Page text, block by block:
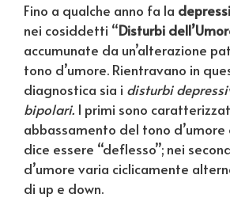
Fino a qualche anno fa la
nei cosiddetti “Disturbi
accumunate da un’alterazione
tono d’umore. Rientravano in
diagnostica sia i disturbi
bipolari. I primi sono
abbassamento del tono d’umore
dice essere “deflesso”; nei
d’umore varia ciclicamente
di up e down.